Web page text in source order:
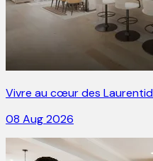
Vivre au cœur des
08 Aug 2026